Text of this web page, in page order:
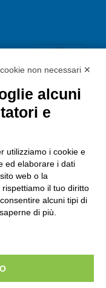
non necessari ✕
alcuni
e
utilizziamo i cookie e
ed elaborare i dati
web o la
il tuo diritto
alcuni tipi di
di più.